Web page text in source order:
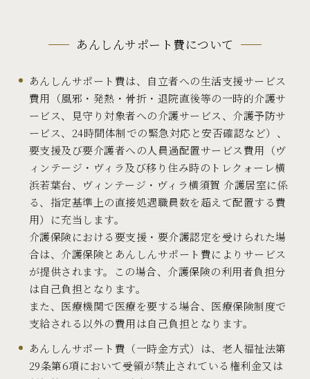
あんしんサポート費について
あんしんサポート費は、自立者への生活支援サービス
費用（風邪・発熱・骨折・退院直後等の一時的介護サ
ービス、見守り対象者への介護サービス、介護予防サ
ービス、24時間体制での緊急対応と安否確認など）、
要支援及び要介護者への人員過配置サービス費用（ヴ
ィンテージ・ヴィラ及び移り住み時のトレクォーレ横
浜若葉台、ヴィンテージ・ヴィラ横須賀 介護居室に係
る、指定基準上の直接処遇職員数を超えて配置する費
用）に充当します。
介護保険における要支援・要介護認定を受けられた場
合は、介護保険とあんしんサポート費によりサービス
が提供されます。この場合、介護保険の利用者負担分
は自己負担となります。
また、医療機関で医療を要する場合、医療保険制度で
支給される以外の費用は自己負担となります。
あんしんサポート費（一時金方式）は、老人福祉法第
29条第6項において受領が禁止されている権利金又は